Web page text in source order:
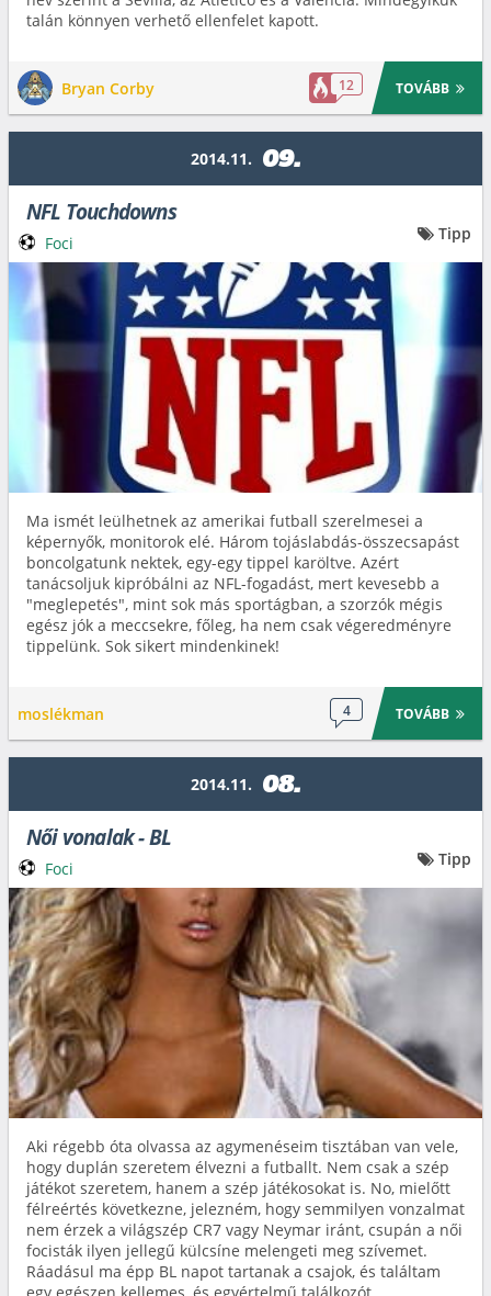
talán könnyen verhető ellenfelet kapott.
Bryan Corby 12 TOVÁBB
2014.11. 09.
NFL Touchdowns
Ma ismét leülhetnek az amerikai futball szerelmesei a
képernyők, monitorok elé. Három tojáslabdás-összecsapást
boncolgatunk nektek, egy-egy tippel karöltve. Azért
tanácsoljuk kipróbálni az NFL-fogadást, mert kevesebb a
"meglepetés", mint sok más sportágban, a szorzók mégis
egész jók a meccsekre, főleg, ha nem csak végeredményre
tippelünk. Sok sikert mindenkinek!
moslékman 4 TOVÁBB
Foci Tipp
2014.11. 08.
Női vonalak - BL
Aki régebb óta olvassa az agymenéseim tisztában van vele,
hogy duplán szeretem élvezni a futballt. Nem csak a szép
játékot szeretem, hanem a szép játékosokat is. No, mielőtt
félreértés következne, jelezném, hogy semmilyen vonzalmat
nem érzek a világszép CR7 vagy Neymar iránt, csupán a női
focisták ilyen jellegű külcsíne melengeti meg szívemet.
Ráadásul ma épp BL napot tartanak a csajok, és találtam
Foci Tipp